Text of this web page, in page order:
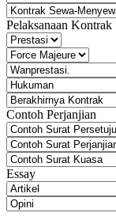
Pelaksanaan Kontrak
Contoh Perjanjian
Essay